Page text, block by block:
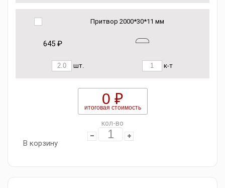
Притвор 2000*30*11 мм
645 ₽
шт. к-т
0 ₽
итоговая стоимость
кол-во
В корзину